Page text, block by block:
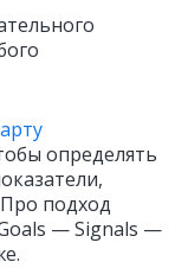
определять
подход
— Signals —